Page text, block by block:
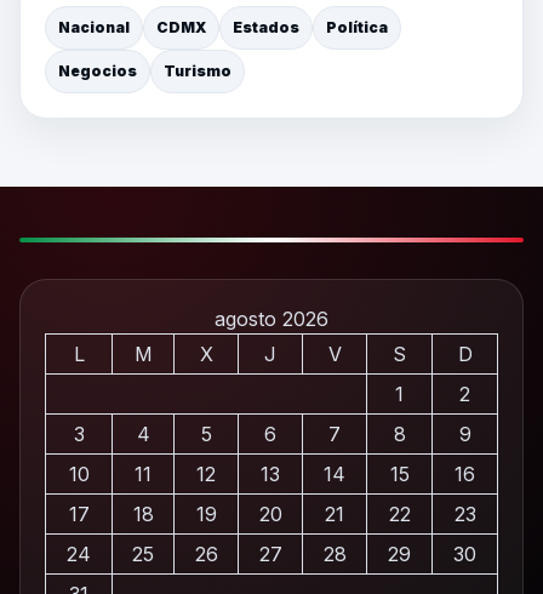
Nacional CDMX Estados Política
Negocios Turismo
agosto 2026
L
M X J V S
D
1
2
3
4 5 6 7 8
9
10
11 12 13 14 15
16
17
18 19 20 21 22
23
24
25 26 27 28 29
30